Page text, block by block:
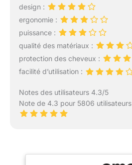
design :
ergonomie :
puissance :
qualité des matériaux :
protection des cheveux :
facilité d’utilisation :
Notes des utilisateurs 4.3/5
Note de 4.3 pour 5806 utilisateurs